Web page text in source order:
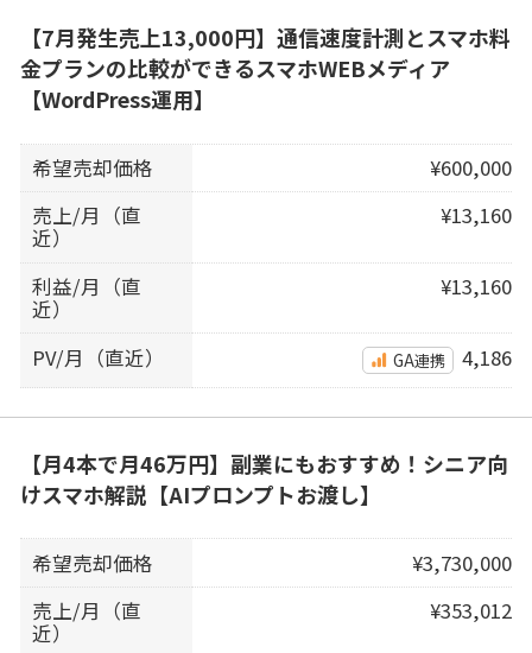
【7月発生売上13,000円】通信速度計測とスマホ料
金プランの比較ができるスマホWEBメディア
【WordPress運用】
希望売却価格
¥600,000
売上/月（直
近）
¥13,160
利益/月（直
近）
¥13,160
PV/月（直近） GA連携 4,186
【月4本で月46万円】副業にもおすすめ！シニア向
けスマホ解説【AIプロンプトお渡し】
希望売却価格
¥3,730,000
売上/月（直
近）
¥353,012